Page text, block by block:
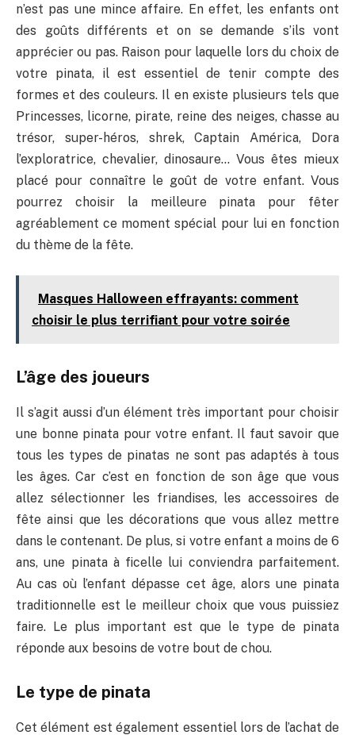
n’est pas une mince affaire. En effet, les enfants ont
des goûts différents et on se demande s’ils vont
apprécier ou pas. Raison pour laquelle lors du choix de
votre pinata, il est essentiel de tenir compte des
formes et des couleurs. Il en existe plusieurs tels que
Princesses, licorne, pirate, reine des neiges, chasse au
trésor, super-héros, shrek, Captain América, Dora
l’exploratrice, chevalier, dinosaure… Vous êtes mieux
placé pour connaître le goût de votre enfant. Vous
pourrez choisir la meilleure pinata pour fêter
agréablement ce moment spécial pour lui en fonction
du thème de la fête.
Masques Halloween effrayants: comment
choisir le plus terrifiant pour votre soirée
L’âge des joueurs
Il s’agit aussi d’un élément très important pour choisir
une bonne pinata pour votre enfant. Il faut savoir que
tous les types de pinatas ne sont pas adaptés à tous
les âges. Car c’est en fonction de son âge que vous
allez sélectionner les friandises, les accessoires de
fête ainsi que les décorations que vous allez mettre
dans le contenant. De plus, si votre enfant a moins de 6
ans, une pinata à ficelle lui conviendra parfaitement.
Au cas où l’enfant dépasse cet âge, alors une pinata
traditionnelle est le meilleur choix que vous puissiez
faire. Le plus important est que le type de pinata
réponde aux besoins de votre bout de chou.
Le type de pinata
Cet élément est également essentiel lors de l’achat de